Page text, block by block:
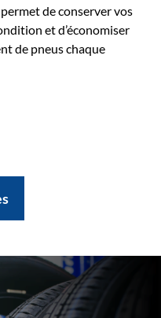
de conserver vos
et d’économiser
de pneus chaque